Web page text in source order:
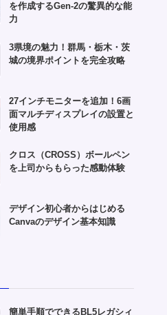
を作成するGen-2の驚異的な能
力
3県境の魅力！群馬・栃木・茨
城の境界ポイントを完全攻略
27インチモニターを追加！6画
面マルチディスプレイの設置と
使用感
クロス（CROSS）ボールペン
を上司からもらった感動体験
デザイン初心者からはじめる
Canvaのデザイン基本知識
簡単手順でできるBL5レガシィ